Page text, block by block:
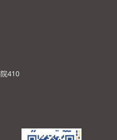
410